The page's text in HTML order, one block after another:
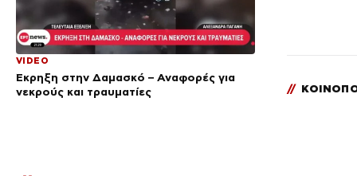
VIDEO
Έκρηξη στην Δαμασκό – Αναφορές για
νεκρούς και τραυματίες
//